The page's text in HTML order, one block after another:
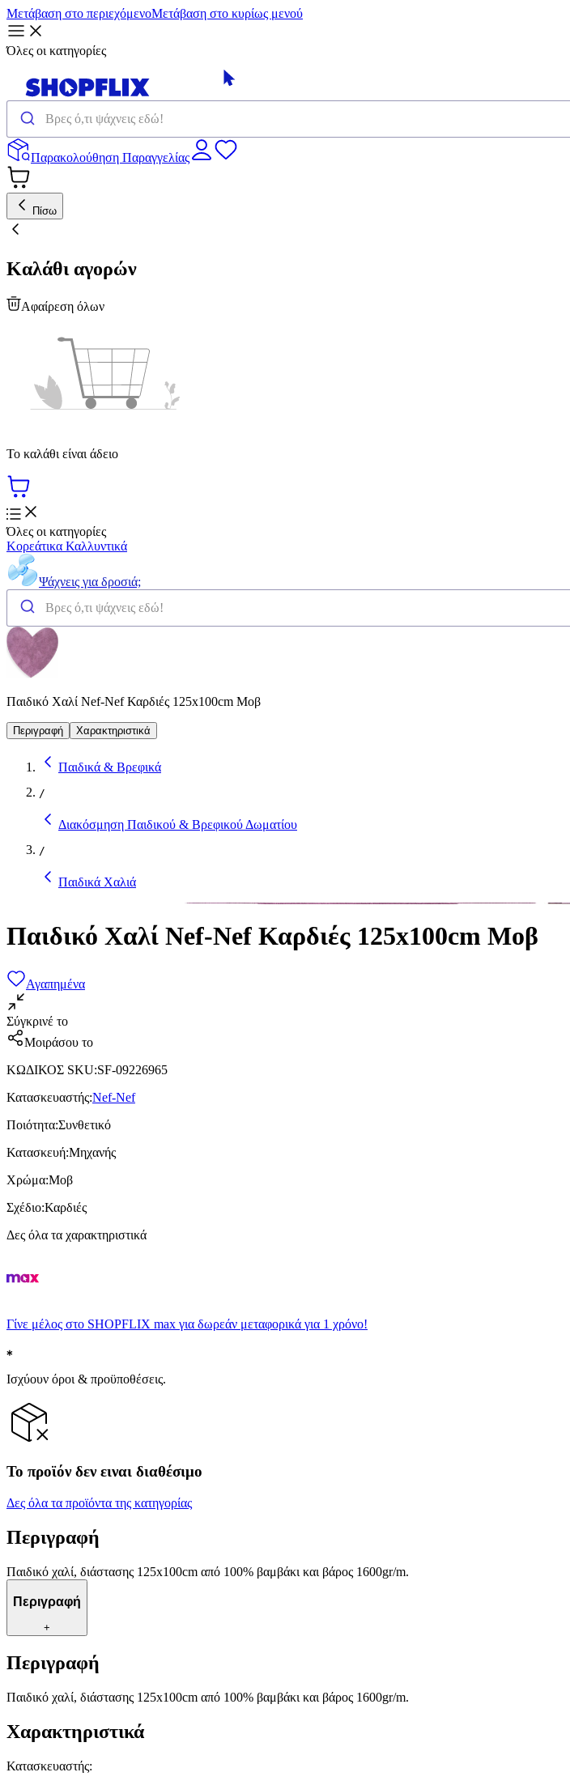
Μετάβαση στο περιεχόμενοΜετάβαση στο κυρίως μενού
Όλες οι κατηγορίες
Παρακολούθηση Παραγγελίας
Πίσω
Καλάθι αγορών
Αφαίρεση όλων
Το καλάθι είναι άδειο
Όλες οι κατηγορίες
Κορεάτικα Καλλυντικά
Ψάχνεις για δροσιά;
Παιδικό Χαλί Nef-Nef Καρδιές 125x100cm Μοβ
Περιγραφή Χαρακτηριστικά
Παιδικά & Βρεφικά
/
Διακόσμηση Παιδικού & Βρεφικού Δωματίου
/
Παιδικά Χαλιά
Παιδικό Χαλί Nef-Nef Καρδιές 125x100cm Μοβ
Αγαπημένα
Σύγκρινέ το
Μοιράσου το
ΚΩΔΙΚΟΣ SKU:SF-09226965
Κατασκευαστής:Nef-Nef
Ποιότητα:Συνθετικό
Κατασκευή:Μηχανής
Χρώμα:Μοβ
Σχέδιο:Καρδιές
Δες όλα τα χαρακτηριστικά
Γίνε μέλος στο SHOPFLIX max για δωρεάν μεταφορικά για 1 χρόνο!
Ισχύουν όροι & προϋποθέσεις.
Το προϊόν δεν ειναι διαθέσιμο
Δες όλα τα προϊόντα της κατηγορίας
Περιγραφή
Παιδικό χαλί, διάστασης 125x100cm από 100% βαμβάκι και βάρος 1600gr/m.
Περιγραφή
+
Περιγραφή
Παιδικό χαλί, διάστασης 125x100cm από 100% βαμβάκι και βάρος 1600gr/m.
Χαρακτηριστικά
Κατασκευαστής: